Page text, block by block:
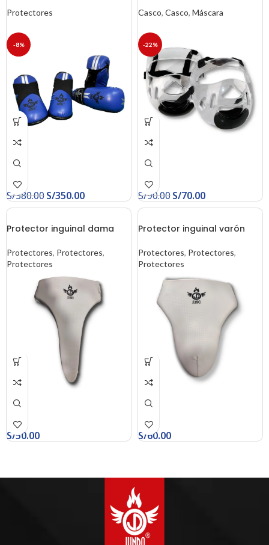
-8%
Protectores
S/380.00S/350.00
-22%
Casco, Casco, Máscara
S/90.00S/70.00
Protector inguinal dama
Protectores, Protectores,
Protectores
S/50.00
Protector inguinal varón
Protectores, Protectores,
Protectores
S/60.00